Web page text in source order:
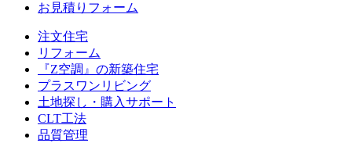
お見積りフォーム
注文住宅
リフォーム
『Z空調』の新築住宅
プラスワンリビング
土地探し・購入サポート
CLT工法
品質管理